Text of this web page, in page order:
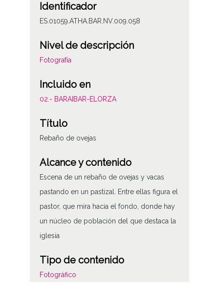
Identificador
ES.01059.ATHA.BAR.NV.009.058
Nivel de descripción
Fotografía
Incluido en
02.- BARAIBAR-ELORZA
Título
Rebaño de ovejas
Alcance y contenido
Escena de un rebaño de ovejas y vacas
pastando en un pastizal. Entre ellas figura el
pastor, que mira hacia el fondo, donde hay
un núcleo de población del que destaca la
iglesia
Tipo de contenido
Fotográfico